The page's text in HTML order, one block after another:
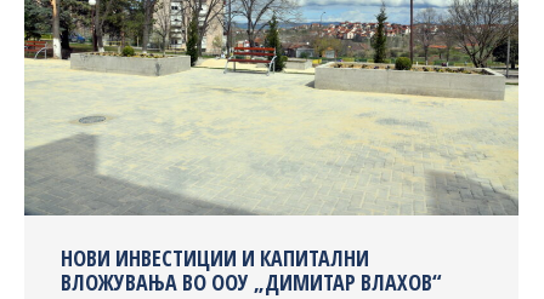
НОВИ ИНВЕСТИЦИИ И КАПИТАЛНИ
ВЛОЖУВАЊА ВО ООУ „ДИМИТАР ВЛАХОВ“